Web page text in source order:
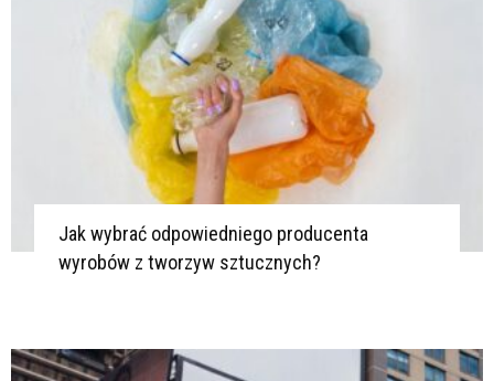
Jak wybrać odpowiedniego producenta
wyrobów z tworzyw sztucznych?